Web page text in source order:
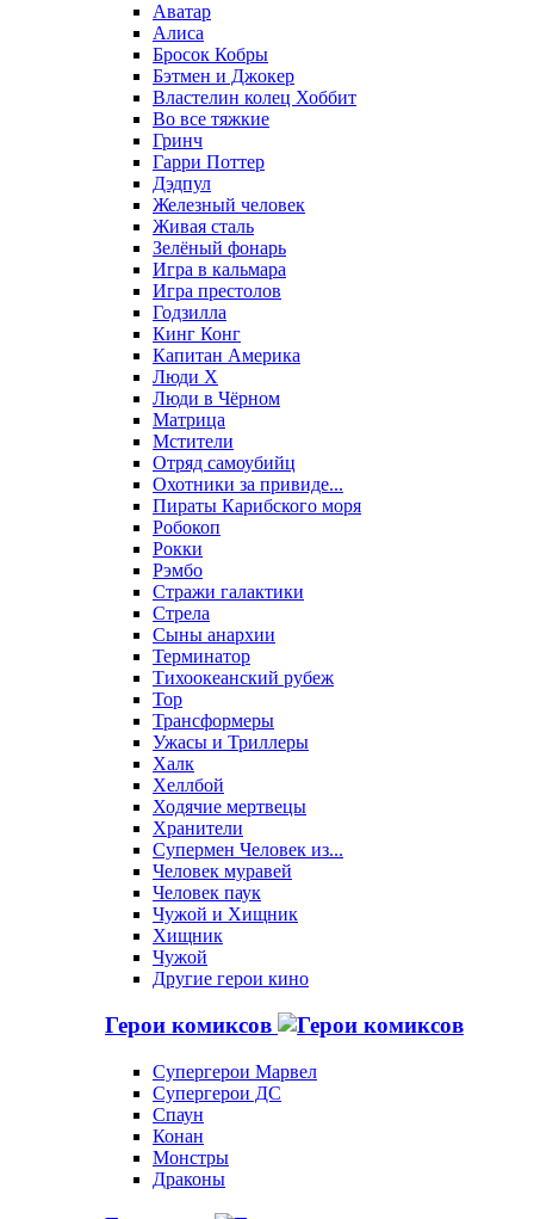
Аватар
Алиса
Бросок Кобры
Бэтмен и Джокер
Властелин колец Хоббит
Во все тяжкие
Гринч
Гарри Поттер
Дэдпул
Железный человек
Живая сталь
Зелёный фонарь
Игра в кальмара
Игра престолов
Годзилла
Кинг Конг
Капитан Америка
Люди X
Люди в Чёрном
Матрица
Мстители
Отряд самоубийц
Охотники за привиде...
Пираты Карибского моря
Робокоп
Рокки
Рэмбо
Стражи галактики
Стрела
Сыны анархии
Терминатор
Тихоокеанский рубеж
Тор
Трансформеры
Ужасы и Триллеры
Халк
Хеллбой
Ходячие мертвецы
Хранители
Супермен Человек из...
Человек муравей
Человек паук
Чужой и Хищник
Хищник
Чужой
Другие герои кино
Герои комиксов
Супергерои Марвел
Супергерои ДС
Спаун
Конан
Монстры
Драконы